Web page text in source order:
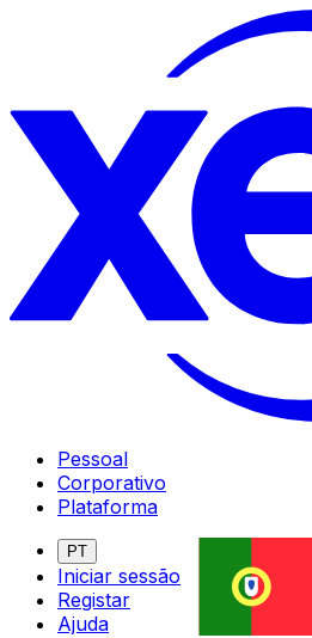
Pessoal
Corporativo
Plataforma
PT
Iniciar sessão
Registar
Ajuda